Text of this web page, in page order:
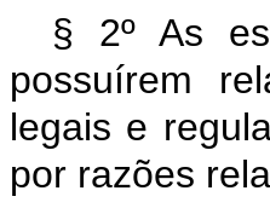
§ 2º As
possuírem
legais e
por razões